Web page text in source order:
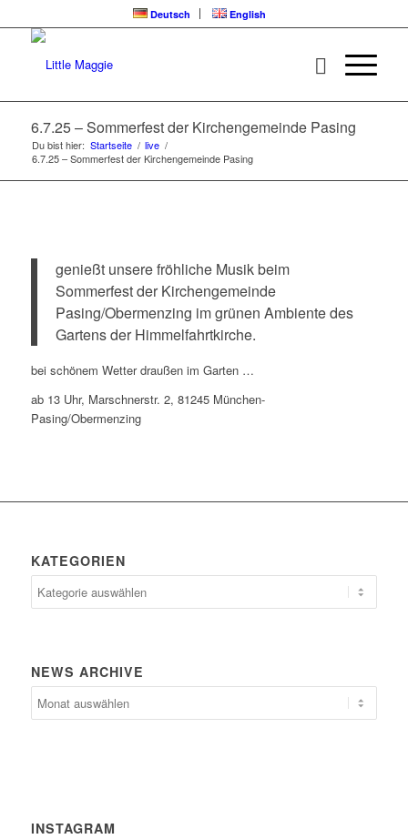
Deutsch English
6.7.25 – Sommerfest der Kirchengemeinde Pasing
Du bist hier: Startseite / live /
6.7.25 – Sommerfest der Kirchengemeinde Pasing
genießt unsere fröhliche Musik beim
Sommerfest der Kirchengemeinde
Pasing/Obermenzing im grünen Ambiente des
Gartens der Himmelfahrtkirche.
bei schönem Wetter draußen im Garten …
ab 13 Uhr, Marschnerstr. 2, 81245 München-
Pasing/Obermenzing
KATEGORIEN
NEWS ARCHIVE
INSTAGRAM